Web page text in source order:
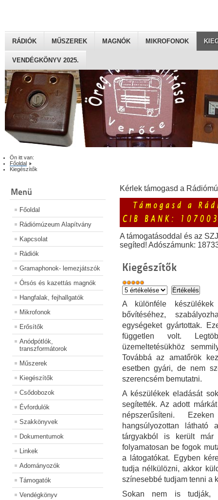
RÁDIÓK MŰSZEREK MAGNÓK MIKROFONOK
VENDÉGKÖNYV 2025.
Ön itt van:
Főoldal
Kiegészítők
Menü
Főoldal
Rádiómúzeum Alapítvány
Kapcsolat
Rádiók
Gramaphonok- lemezjátszók
Órsós és kazettás magnók
Hangfalak, fejhallgatók
Mikrofonok
Erősítők
Anódpótlók,
transzformátorok
Műszerek
Kiegészítők
Csődobozok
Évfordulók
Szakkönyvek
Dokumentumok
Linkek
Adományozók
Támogatók
Vendégkönyv
Kérlek támogasd a
A támogatásoddal és az
segíted! Adószámunk:
Kiegészítők
A különféle készülékek
bővítéséhez,
egységeket gyártottak.
független volt.
üzemeltetésükhöz
Továbbá az amatőrök
esetben gyári, de nem
szerencsém bemutatni.
A készülékek eladását
segítették. Az adott
népszerűsíteni.
hangsúlyozottan
tárgyakból is került már
folyamatosan be fogok
a látogatókat. Egyben
tudja nélkülözni, akkor
színesebbé tudjam tenni a
Sokan nem is tudják,